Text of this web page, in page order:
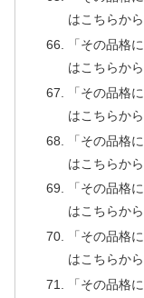
はこちらから
「その品格
はこちらから
「その品格
はこちらから
「その品格
はこちらから
「その品格
はこちらから
「その品格
はこちらから
「その品格